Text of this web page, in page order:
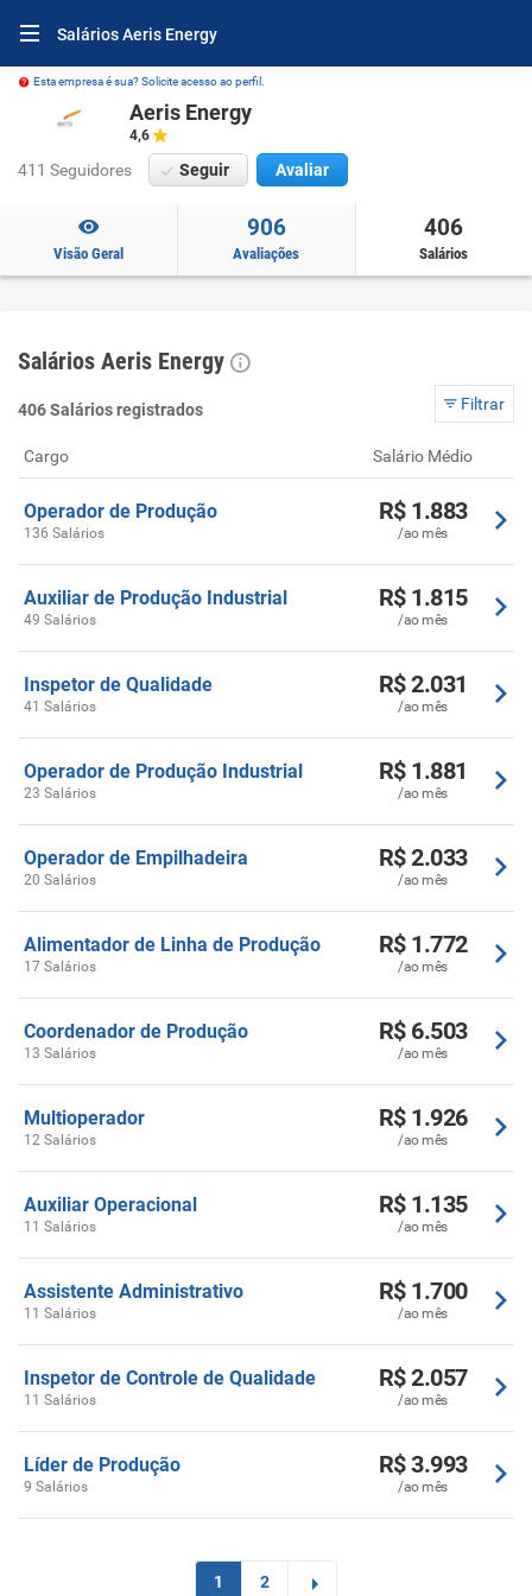
Salários Aeris Energy
Esta empresa é sua? Solicite acesso ao perfil.
Aeris Energy
4,6
411 Seguidores Seguir Avaliar
Visão Geral
906
Avaliações
406
Salários
Salários Aeris Energy
406 Salários registrados Filtrar
Cargo Salário Médio
Operador de Produção
136 Salários
R$ 1.883
/ao mês
Auxiliar de Produção Industrial
49 Salários
R$ 1.815
/ao mês
Inspetor de Qualidade
41 Salários
R$ 2.031
/ao mês
Operador de Produção Industrial
23 Salários
R$ 1.881
/ao mês
Operador de Empilhadeira
20 Salários
R$ 2.033
/ao mês
Alimentador de Linha de Produção
17 Salários
R$ 1.772
/ao mês
Coordenador de Produção
13 Salários
R$ 6.503
/ao mês
Multioperador
12 Salários
R$ 1.926
/ao mês
Auxiliar Operacional
11 Salários
R$ 1.135
/ao mês
Assistente Administrativo
11 Salários
R$ 1.700
/ao mês
Inspetor de Controle de Qualidade
11 Salários
R$ 2.057
/ao mês
Líder de Produção
9 Salários
R$ 3.993
/ao mês
1 2